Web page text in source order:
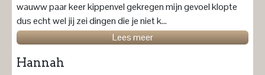
wauww paar keer kippenvel gekregen mijn gevoel klopte
dus echt wel jij zei dingen die je niet k...
Lees meer
Hannah